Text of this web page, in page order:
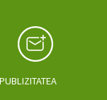
PUBLIZITATEA